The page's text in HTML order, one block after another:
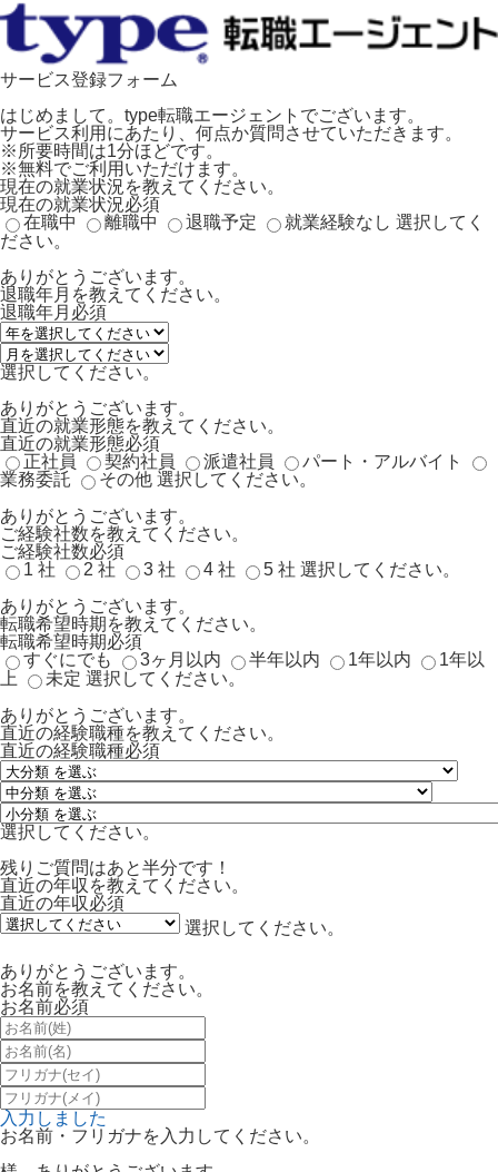
サービス登録フォーム
はじめまして。type転職エージェントでございます。
サービス利用にあたり、何点か質問させていただきます。
※所要時間は1分ほどです。
※無料でご利用いただけます。
現在の就業状況を教えてください。
現在の就業状況必須
在職中
離職中 退職予定 就業経験なし 選択してく
ださい。
ありがとうございます。
退職年月を教えてください。
退職年月 必須
選択してください。
ありがとうございます。
直近の就業形態を教えてください。
直近の就業形態必須
正社員
契約社員 派遣社員
パート・アルバイト
業務委託
その他 選択してください。
ありがとうございます。
ご経験社数を教えてください。
ご経験社数必須
1 社
2 社 3 社 4 社 5 社 選択してください。
ありがとうございます。
転職希望時期を教えてください。
転職希望時期必須
すぐにでも
3ヶ月以内 半年以内 1年以内
1年以
上
未定 選択してください。
ありがとうございます。
直近の経験職種を教えてください。
直近の経験職種必須
選択してください。
残りご質問はあと半分です！
直近の年収を教えてください。
直近の年収必須
選択してください。
ありがとうございます。
お名前を教えてください。
お名前必須
入力しました
お名前・フリガナを入力してください。